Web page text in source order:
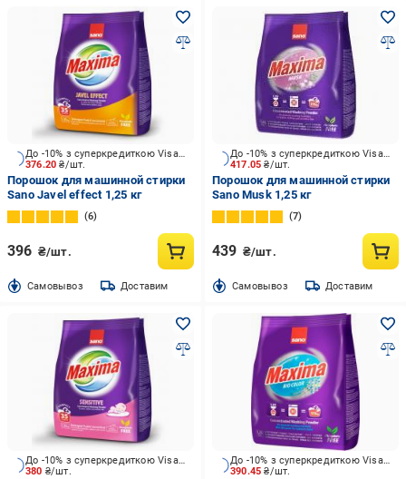
376.20₴/шт.
До -10% з суперкредиткою Visa Вигода
Порошок для машинной стирки
Sano Javel effect 1,25 кг
6
396 ₴/шт.
Cамовывоз Доставим
417.05₴/шт.
До -10% з суперкредиткою Visa Вигода
Порошок для машинной стирки
Sano Musk 1,25 кг
7
439 ₴/шт.
Cамовывоз Доставим
380 ₴/шт.
До -10% з суперкредиткою Visa Вигода
390.45₴/шт.
До -10% з суперкредиткою Visa Вигода